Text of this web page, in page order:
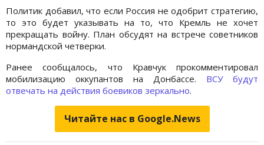
Политик добавил, что если Россия не одобрит стратегию,
то это будет указывать на то, что Кремль не хочет
прекращать войну. План обсудят на встрече советников
нормандской четверки.
Ранее сообщалось, что Кравчук прокомментировал
мобилизацию оккупантов на Донбассе. ВСУ будут
отвечать на действия боевиков зеркально.
Читайте нас в Google.News